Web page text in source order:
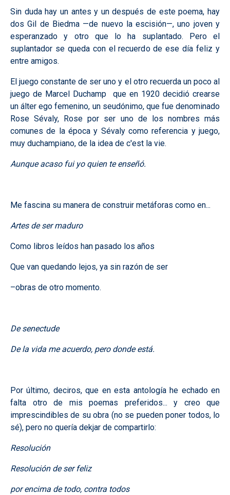
Sin duda hay un antes y un después de este poema, hay
dos Gil de Biedma —de nuevo la escisión—, uno joven y
esperanzado y otro que lo ha suplantado. Pero el
suplantador se queda con el recuerdo de ese día feliz y
entre amigos.
El juego constante de ser uno y el otro recuerda un poco al
juego de Marcel Duchamp que en 1920 decidió crearse
un álter ego femenino, un seudónimo, que fue denominado
Rose Sévaly, Rose por ser uno de los nombres más
comunes de la época y Sévaly como referencia y juego,
muy duchampiano, de la idea de c'est la vie.
Aunque acaso fui yo quien te enseñó.
Me fascina su manera de construir metáforas como en...
Artes de ser maduro
Como libros leídos han pasado los años
Que van quedando lejos, ya sin razón de ser
–obras de otro momento.
De senectude
De la vida me acuerdo, pero donde está.
Por último, deciros, que en esta antología he echado en
falta otro de mis poemas preferidos... y creo que
imprescindibles de su obra (no se pueden poner todos, lo
sé), pero no quería dekjar de compartirlo:
Resolución
Resolución de ser feliz
por encima de todo, contra todos